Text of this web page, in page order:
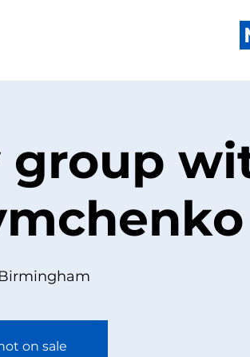
group
Birmingham
on sale